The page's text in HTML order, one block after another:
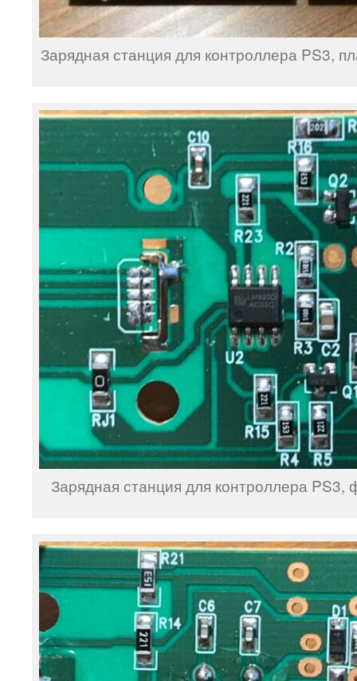
Зарядная станция для контроллера PS3,
Зарядная станция для контроллера